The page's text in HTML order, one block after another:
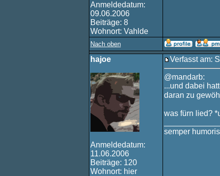
Anmeldedatum:
09.06.2006
Beiträge: 8
Wohnort: Vahlde
Nach oben
hajoe
Anmeldedatum:
11.06.2006
Beiträge: 120
Wohnort: hier
Verfasst am:
@mandarb:
...und dabei
daran zu
was fürn lied?
semper